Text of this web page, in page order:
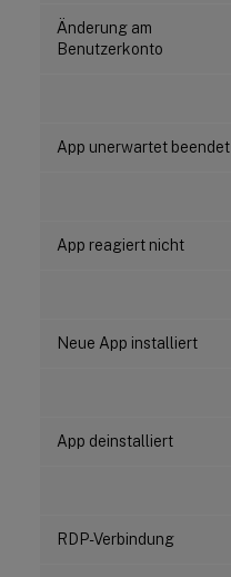
Änderung am
Benutzerkonto
App unerwartet beendet
App reagiert nicht
Neue App installiert
App deinstalliert
RDP-Verbindung